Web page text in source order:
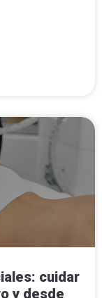
cuidar
y desde